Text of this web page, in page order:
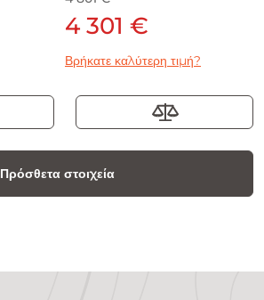
4 301 €
Βρήκατε καλύτερη τιμή?
Πρόσθετα στοιχεία